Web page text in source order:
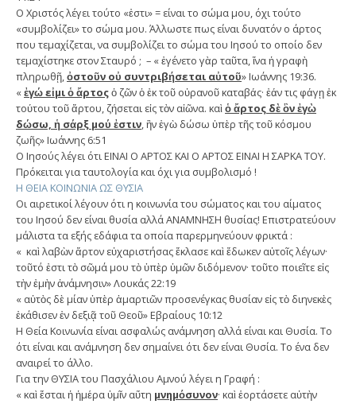
Ο Χριστός λέγει τούτο «ἐστι» = είναι το σώμα μου, όχι τούτο
«συμβολίζει» το σώμα μου. Άλλωστε πως είναι δυνατόν ο άρτος
που τεμαχίζεται, να συμβολίζει το σώμα του Ιησού το οποίο δεν
τεμαχίστηκε στον Σταυρό ; – « ἐγένετο γὰρ ταῦτα, ἵνα ἡ γραφὴ
πληρωθῇ,ὀστοῦν οὐ συντριβήσεται αὐτοῦ» Ιωάννης 19:36.
«ἐγώ εἰμι ὁ ἄρτοςὁ ζῶν ὁ ἐκ τοῦ οὐρανοῦ καταβάς· ἐάν τις φάγῃ ἐκ
τούτου τοῦ ἄρτου, ζήσεται εἰς τὸν αἰῶνα. καὶὁ ἄρτος δὲ ὃν ἐγὼ
δώσω, ἡ σάρξ μού ἐστιν, ἣν ἐγὼ δώσω ὑπὲρ τῆς τοῦ κόσμου
ζωῆς» Ιωάννης 6:51
Ο Ιησούς λέγει ότι ΕΙΝΑΙ Ο ΑΡΤΟΣ ΚΑΙ Ο ΑΡΤΟΣ ΕΙΝΑΙ Η ΣΑΡΚΑ ΤΟΥ.
Πρόκειται για ταυτολογία και όχι για συμβολισμό !
Η ΘΕΙΑ ΚΟΙΝΩΝΙΑ ΩΣ ΘΥΣΙΑ
Οι αιρετικοί λέγουν ότι η κοινωνία του σώματος και του αίματος
του Ιησού δεν είναι θυσία αλλά ΑΝΑΜΝΗΣΗ θυσίας! Επιστρατεύουν
μάλιστα τα εξής εδάφια τα οποία παρερμηνεύουν φρικτά :
« καὶ λαβὼν ἄρτον εὐχαριστήσας ἔκλασε καὶ ἔδωκεν αὐτοῖς λέγων·
τοῦτό ἐστι τὸ σῶμά μου τὸ ὑπὲρ ὑμῶν διδόμενον· τοῦτο ποιεῖτε εἰς
τὴν ἐμὴν ἀνάμνησιν» Λουκάς 22:19
« αὐτὸς δὲ μίαν ὑπὲρ ἁμαρτιῶν προσενέγκας θυσίαν εἰς τὸ διηνεκὲς
ἐκάθισεν ἐν δεξιᾷ τοῦ Θεοῦ» Εβραίους 10:12
Η Θεία Κοινωνία είναι ασφαλώς ανάμνηση αλλά είναι και Θυσία. Το
ότι είναι και ανάμνηση δεν σημαίνει ότι δεν είναι Θυσία. Το ένα δεν
αναιρεί το άλλο.
Για την ΘΥΣΙΑ του Πασχάλιου Αμνού λέγει η Γραφή :
« καὶ ἔσται ἡ ἡμέρα ὑμῖν αὕτη μνημόσυνον· καὶ ἑορτάσετε αὐτὴν